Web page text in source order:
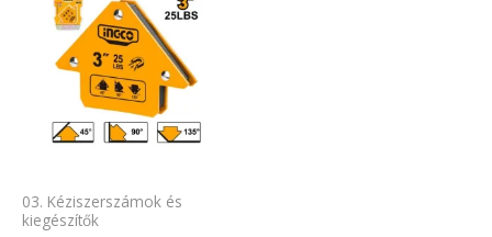
03. Kéziszerszámok és
kiegészítők